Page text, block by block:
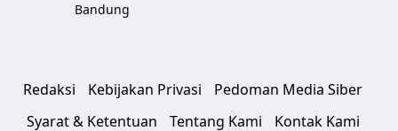
Bandung
Redaksi Kebijakan Privasi
Pedoman Media Siber
Syarat & Ketentuan
Tentang Kami Kontak Kami